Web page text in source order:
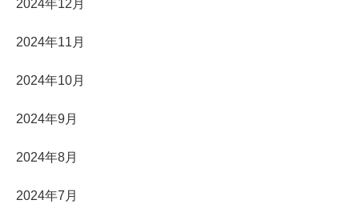
2024年12月
2024年11月
2024年10月
2024年9月
2024年8月
2024年7月